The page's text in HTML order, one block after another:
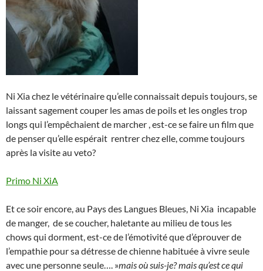
Ni Xia chez le vétérinaire qu’elle connaissait depuis toujours, se
laissant sagement couper les amas de poils et les ongles trop
longs qui l’empêchaient de marcher , est-ce se faire un film que
de penser qu’elle espérait rentrer chez elle, comme toujours
après la visite au veto?
Primo Ni XiA
Et ce soir encore, au Pays des Langues Bleues, Ni Xia incapable
de manger, de se coucher, haletante au milieu de tous les
chows qui dorment, est-ce de l’émotivité que d’éprouver de
l’empathie pour sa détresse de chienne habituée à vivre seule
avec une personne seule…. »mais où suis-je? mais qu’est ce qui